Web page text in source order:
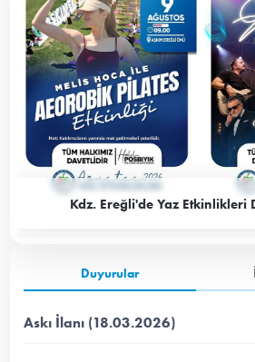
Kdz. Ereğli'de Yaz Etkinlikleri
Duyurular
Askı İlanı (18.03.2026)